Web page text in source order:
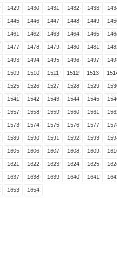
1429 1430 1431 1432 1433
1445 1446 1447 1448 1449
1461 1462 1463 1464 1465
1477 1478 1479 1480 1481
1493 1494 1495 1496 1497
1509 1510 1511 1512 1513
1525 1526 1527 1528 1529
1541 1542 1543 1544 1545
1557 1558 1559 1560 1561
1573 1574 1575 1576 1577
1589 1590 1591 1592 1593
1605 1606 1607 1608 1609
1621 1622 1623 1624 1625
1637 1638 1639 1640 1641
1653 1654